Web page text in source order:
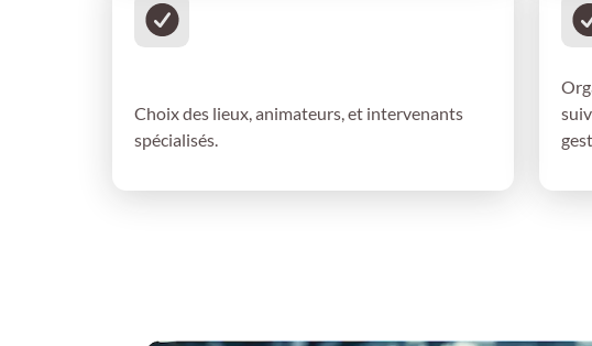
Choix des lieux, animateurs, et intervenants
spécialisés.